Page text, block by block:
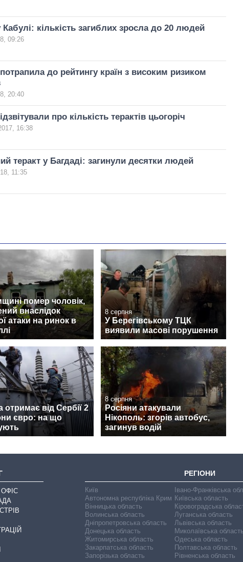
Кабулі: кількість загиблих зросла до 20 людей
09:26
до рейтингу країн з високим ризиком
20:40
про кількість терактів цьогоріч
16:38
теракт у Багдаді: загинули десятки людей
11:35
помер чоловік,
внаслідок
атаки на ринок в
8 серпня
У Берегівському ТЦК
виявили масові порушення
отримає від Сербії 2
євро: на що
8 серпня
Росіяни атакували
Нікополь: згорів автобус,
загинув водій
РЕГІОНИ
Київ
Автономна республіка Крим
Вінницька область
Волинська область
Дніпропетровська область
Донецька область
Житомирська область
Закарпатська область
Запорізька область
Івано-Франківська
Київська область
Кіровоградська
Луганська область
Львівська область
Миколаївська область
Одеська область
Полтавська область
Рівненська область